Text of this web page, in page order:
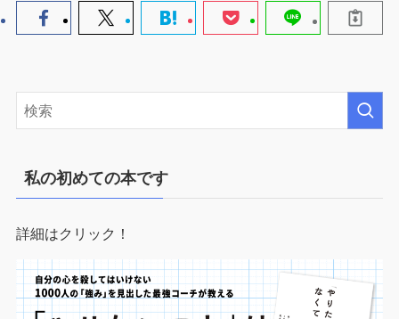
私の初めての本です
詳細はクリック！